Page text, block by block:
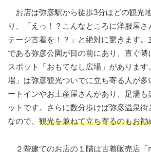
お店は弥彦駅から徒歩3分ほどの観光
り、「えっ！？こんなところに洋服屋さ
テージ古着を！？」と絶対に驚きます。
である弥彦公園が目の前にあり、直ぐ隣
スポット「おもてなし広場」がありま
場」は弥彦観光ついでに立ち寄る人が多
ートインやお土産屋さんがあり、足湯も
ットです。さらに数分歩けば弥彦温泉街
なので、 観光を兼ねて立ち寄るのもお勧
２階建てのお店の１階は古着販売店「